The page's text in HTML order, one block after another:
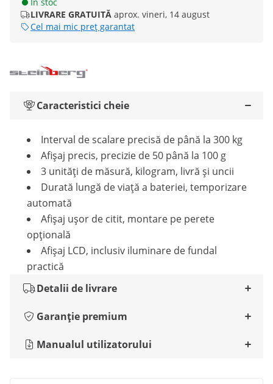
LIVRARE GRATUITĂ aprox. vineri, 14 august
Cel mai mic preț garantat
Caracteristici cheie
Interval de scalare precisă de până la 300 kg
Afișaj precis, precizie de 50 până la 100 g
3 unități de măsură, kilogram, livră și uncii
Durată lungă de viață a bateriei, temporizare
automată
Afișaj ușor de citit, montare pe perete
opțională
Afișaj LCD, inclusiv iluminare de fundal
practică
Detalii de livrare
Garanție premium
Manualul utilizatorului